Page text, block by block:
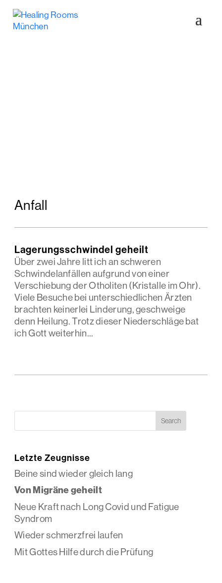
Anfall
Lagerungsschwindel geheilt
Über zwei Jahre litt ich an schweren
Schwindelanfällen aufgrund von einer
Verschiebung der Otholiten (Kristalle im Ohr).
Viele Besuche bei unterschiedlichen Ärzten
brachten keinerlei Linderung, geschweige
denn Heilung. Trotz dieser Niederschläge bat
ich Gott weiterhin...
Letzte Zeugnisse
Beine sind wieder gleich lang
Von Migräne geheilt
Neue Kraft nach Long Covid und Fatigue
Syndrom
Wieder schmerzfrei laufen
Mit Gottes Hilfe durch die Prüfung